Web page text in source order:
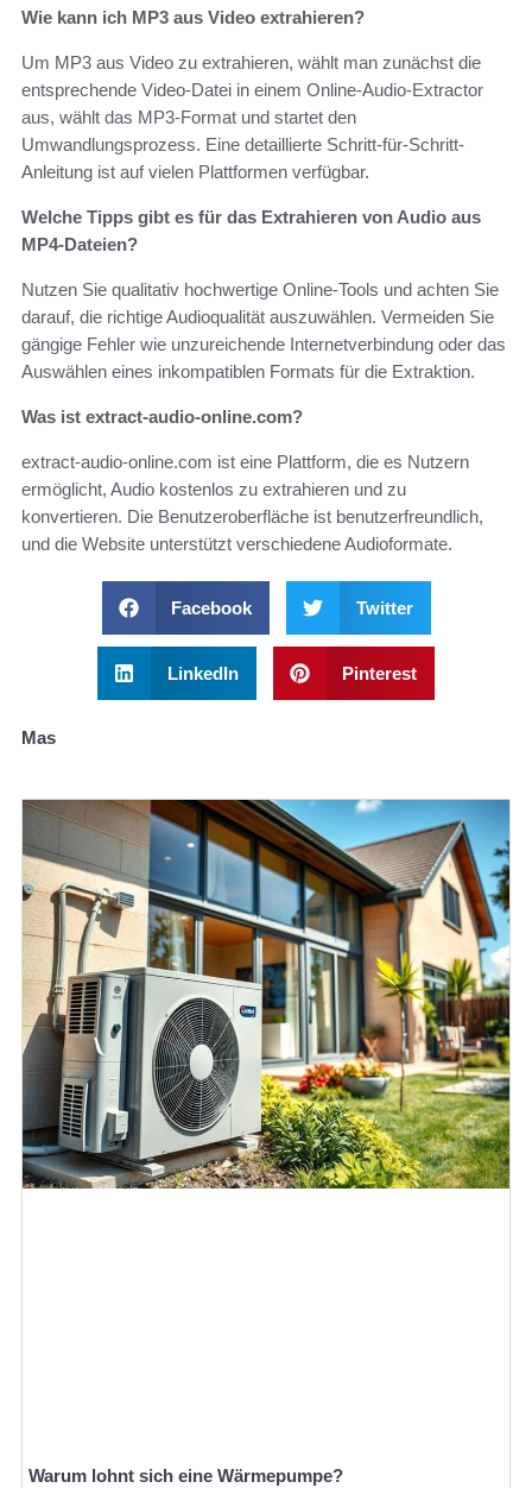
Wie kann ich MP3 aus Video extrahieren?
Um MP3 aus Video zu extrahieren, wählt man zunächst die
entsprechende Video-Datei in einem Online-Audio-Extractor
aus, wählt das MP3-Format und startet den
Umwandlungsprozess. Eine detaillierte Schritt-für-Schritt-
Anleitung ist auf vielen Plattformen verfügbar.
Welche Tipps gibt es für das Extrahieren von Audio aus
MP4-Dateien?
Nutzen Sie qualitativ hochwertige Online-Tools und achten Sie
darauf, die richtige Audioqualität auszuwählen. Vermeiden Sie
gängige Fehler wie unzureichende Internetverbindung oder das
Auswählen eines inkompatiblen Formats für die Extraktion.
Was ist extract-audio-online.com?
extract-audio-online.com ist eine Plattform, die es Nutzern
ermöglicht, Audio kostenlos zu extrahieren und zu
konvertieren. Die Benutzeroberfläche ist benutzerfreundlich,
und die Website unterstützt verschiedene Audioformate.
Facebook Twitter
LinkedIn Pinterest
Mas
Warum lohnt sich eine Wärmepumpe?